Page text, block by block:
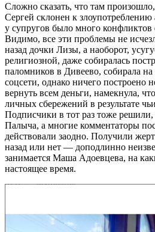
Сложно сказать, что там
Сергей склонен к злоупотреблению
у супругов было много
Видимо, все эти проблемы не
назад дочки Лизы, а наоборот,
религиозной, даже собиралась
паломников в Дивеево, собирала на
соцсети, однако ничего построено
вернуть всем деньги, намекнула,
личных сбережений в результате
Подписчики в тот раз тоже решили,
Палыча, а многие комментаторы
действовали заодно. Получили
назад или нет — доподлинно
занимается Маша Адоевцева, на
настоящее время.